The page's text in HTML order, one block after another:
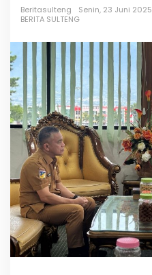
Beritasulteng
Senin, 23 Juni 2025
BERITA SULTENG